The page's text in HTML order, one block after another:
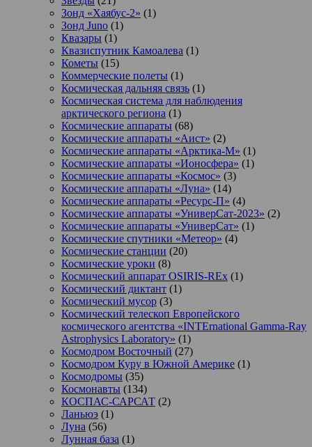
Зонд «Хаябус-2» (1)
Зонд Juno (1)
Квазары (1)
Квазиспутник Камоалева (1)
Кометы (15)
Коммерческие полеты (1)
Космическая дальняя связь (1)
Космическая система для наблюдения
арктического региона (1)
Космические аппараты (68)
Космические аппараты «Аист» (2)
Космические аппараты «Арктика-М» (1)
Космические аппараты «Ионосфера» (1)
Космические аппараты «Космос» (3)
Космические аппараты «Луна» (14)
Космические аппараты «Ресурс-П» (4)
Космические аппараты «УниверСат-2023» (2)
Космические аппараты «УниверСат» (1)
Космические спутники «Метеор» (4)
Космические станции (20)
Космические уроки (8)
Космический аппарат OSIRIS-REx (1)
Космический диктант (1)
Космический мусор (3)
Космический телескоп Европейского
космического агентства «INTErnational Gamma-Ray
Astrophysics Laboratory» (1)
Космодром Восточный (27)
Космодром Куру в Южной Америке (1)
Космодромы (35)
Космонавты (134)
КОСПАС-САРСАТ (2)
Ланьюэ (1)
Луна (56)
Лунная база (1)